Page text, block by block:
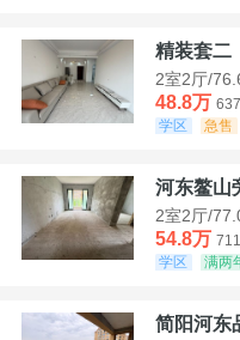
精装套二
2室2厅/
48.8万
学区
急售
河东鳌山
2室2厅/
54.8万
学区
满两
简阳河东